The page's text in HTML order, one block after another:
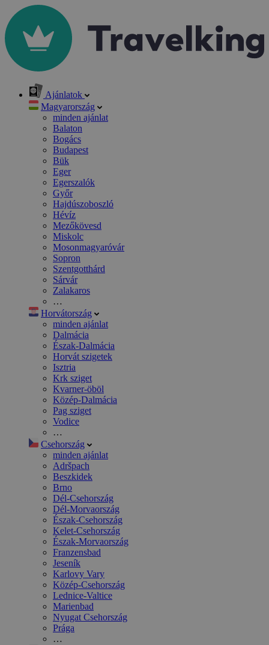
Ajánlatok
Magyarország
minden ajánlat
Balaton
Bogács
Budapest
Bük
Eger
Egerszalók
Győr
Hajdúszoboszló
Hévíz
Mezőkövesd
Miskolc
Mosonmagyaróvár
Sopron
Szentgotthárd
Sárvár
Zalakaros
…
Horvátország
minden ajánlat
Dalmácia
Észak-Dalmácia
Horvát szigetek
Isztria
Krk sziget
Kvarner-öböl
Közép-Dalmácia
Pag sziget
Vodice
…
Csehország
minden ajánlat
Adršpach
Beszkidek
Brno
Dél-Csehország
Dél-Morvaország
Észak-Csehország
Kelet-Csehország
Észak-Morvaország
Franzensbad
Jeseník
Karlovy Vary
Közép-Csehország
Lednice-Valtice
Marienbad
Nyugat Csehország
Prága
…